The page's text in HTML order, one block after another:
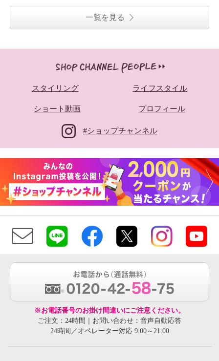
一覧を見る
スタイリング ライフスタイル
ショート動画 プロフィール
#ショップチャンネル
※お電話番号のお掛け間違いにご注意ください。
ご注文：24時間｜お問い合わせ：音声自動応答
24時間／オペレーター対応 9:00～21:00